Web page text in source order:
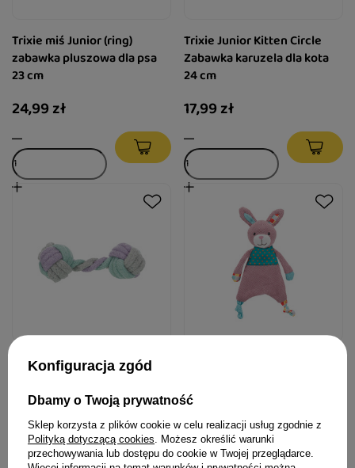
Trixie miś Junior (ring)
zabawka pluszowa dla psa
23 cm
24,99 zł
Trixie Junior Kitten Circle
Zabawka karuzela dla kota
24 cm
17,99 zł
Trixie Zabawka dla psa
15 cm
8,99 zł 26,99 zł
Konfiguracja zgód
Dbamy o Twoją prywatność
Sklep korzysta z plików cookie w celu realizacji usług zgodnie z
Polityką dotyczącą cookies. Możesz określić warunki
przechowywania lub dostępu do cookie w Twojej przeglądarce.